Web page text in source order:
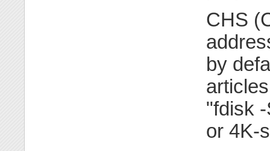
CHS
by
"fdisk
or 4K-